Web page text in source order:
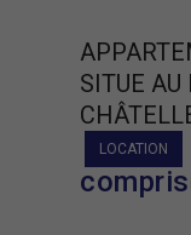
SITUE AU
LOCATION